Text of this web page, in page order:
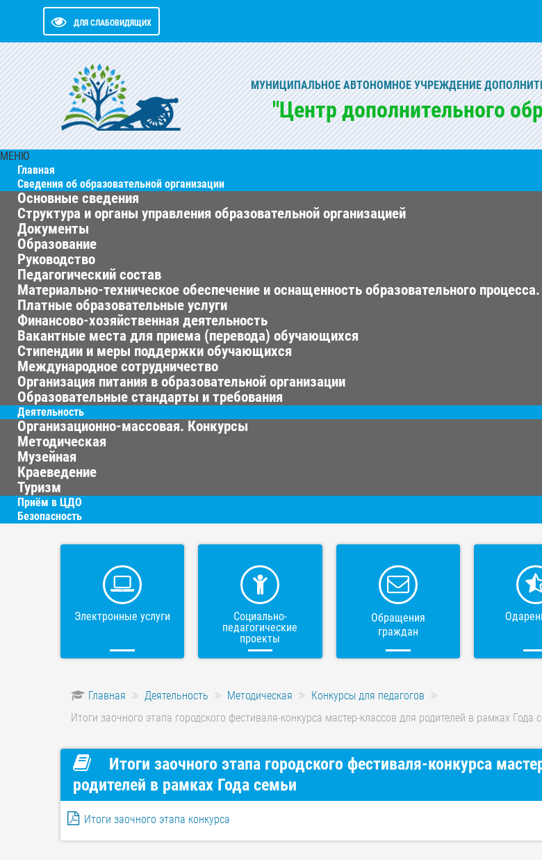
ДЛЯ СЛАБОВИДЯЩИХ
МУНИЦИПАЛЬНОЕ АВТОНОМНОЕ УЧРЕЖДЕНИЕ
"Центр дополнительного
МЕНЮ
Главная
Сведения об образовательной организации
Основные сведения
Структура и органы управления образовательной организацией
Документы
Образование
Руководство
Педагогический состав
Материально-техническое обеспечение и оснащенность образовательного
Платные образовательные услуги
Финансово-хозяйственная деятельность
Вакантные места для приема (перевода) обучающихся
Стипендии и меры поддержки обучающихся
Международное сотрудничество
Организация питания в образовательной организации
Образовательные стандарты и требования
Деятельность
Организационно-массовая. Конкурсы
Методическая
Музейная
Краеведение
Туризм
Приём в ЦДО
Безопасность
Электронные услуги
Социально-
педагогические
проекты
Обращения
граждан
Главная Деятельность Методическая
Конкурсы для педагогов
Итоги заочного этапа городского фестиваля-конкурса мастер-классов для родителей в рамках Года
Итоги заочного этапа городского фестиваля-конкурса
родителей в рамках Года семьи
Итоги заочного этапа конкурса